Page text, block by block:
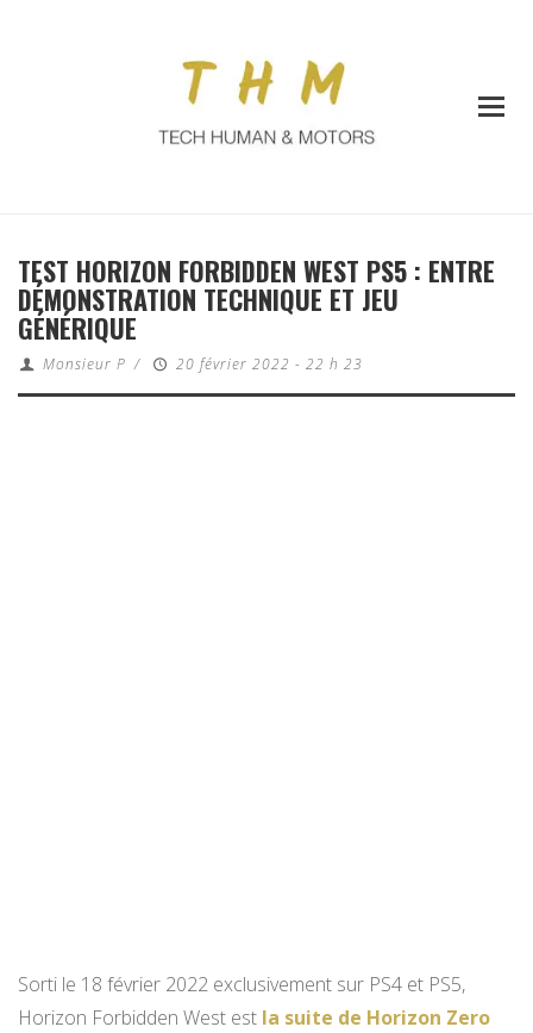
TEST HORIZON FORBIDDEN WEST PS5 : ENTRE
DÉMONSTRATION TECHNIQUE ET JEU
GÉNÉRIQUE
Monsieur P / 20 février 2022 - 22 h 23
Sorti le 18 février 2022 exclusivement sur PS4 et PS5,
Horizon Forbidden West est la suite de Horizon Zero